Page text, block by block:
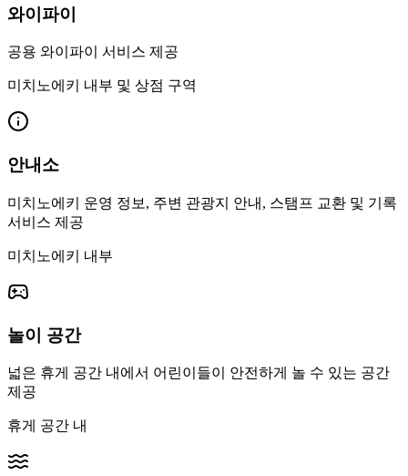
와이파이
공용 와이파이 서비스 제공
미치노에키 내부 및 상점 구역
안내소
미치노에키 운영 정보, 주변 관광지 안내, 스탬프 교환 및 기록
서비스 제공
미치노에키 내부
놀이 공간
넓은 휴게 공간 내에서 어린이들이 안전하게 놀 수 있는 공간
제공
휴게 공간 내